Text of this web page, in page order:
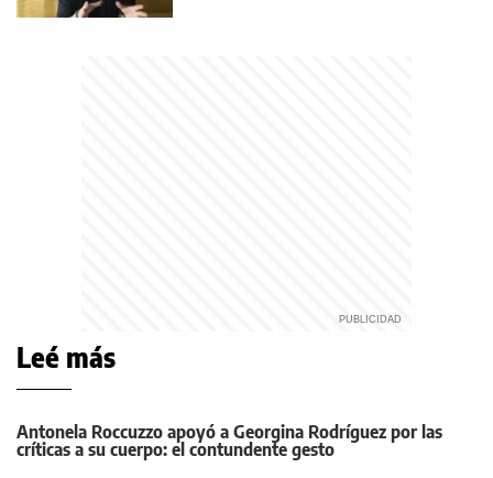
Leé más
Antonela Roccuzzo apoyó a Georgina Rodríguez por las
críticas a su cuerpo: el contundente gesto